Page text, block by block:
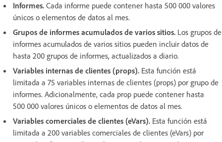
Informes. Cada informe puede contener hasta 500 000 valores
únicos o elementos de datos al mes.
Grupos de informes acumulados de varios sitios. Los grupos de
informes acumulados de varios sitios pueden incluir datos de
hasta 200 grupos de informes, actualizados a diario.
Variables internas de clientes (props). Esta función está
limitada a 75 variables internas de clientes (props) por grupo de
informes. Adicionalmente, cada prop puede contener hasta
500 000 valores únicos o elementos de datos al mes.
Variables comerciales de clientes (eVars). Esta función está
limitada a 200 variables comerciales de clientes (eVars) por